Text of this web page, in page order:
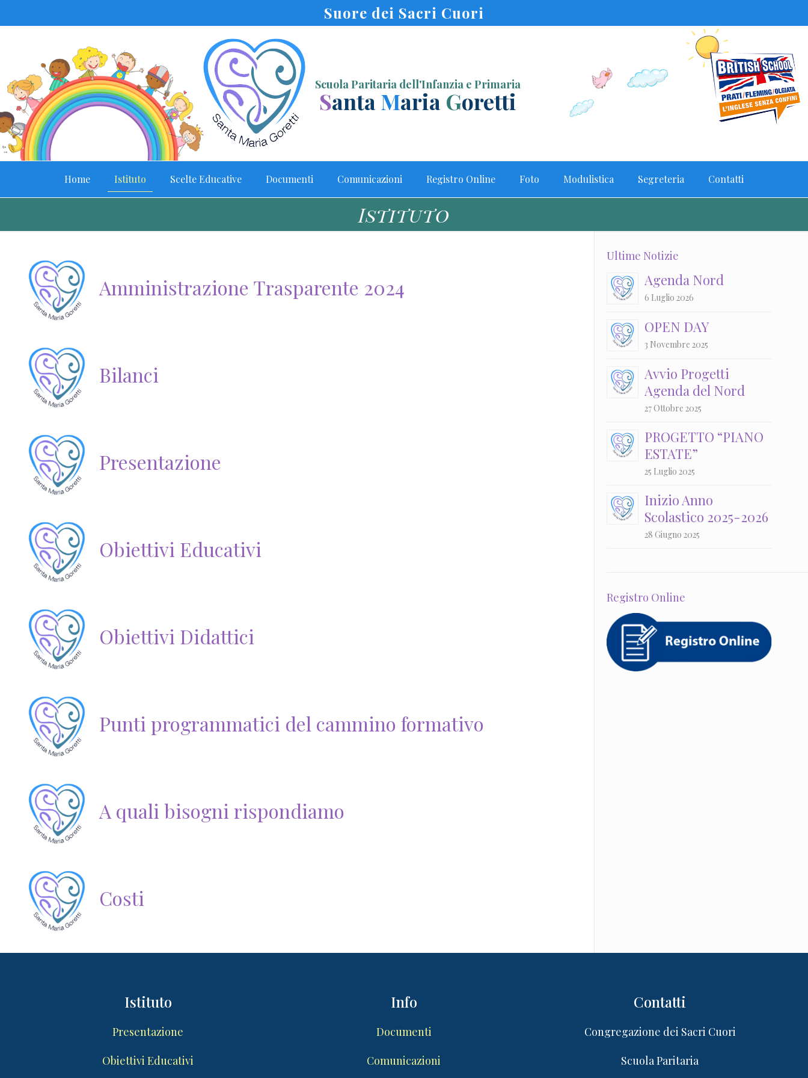
Suore dei Sacri Cuori
Scuola Paritaria dell'Infanzia e Primaria
SantaMaria Goretti
Home Istituto Scelte Educative Documenti Comunicazioni Registro Online Foto Modulistica Segreteria Contatti
Istituto
Amministrazione Trasparente 2024
Bilanci
Presentazione
Obiettivi Educativi
Obiettivi Didattici
Punti programmatici del cammino formativo
A quali bisogni rispondiamo
Costi
Ultime Notizie
Agenda Nord
6 Luglio 2026
OPEN DAY
3 Novembre 2025
Avvio Progetti
Agenda del Nord
27 Ottobre 2025
PROGETTO “PIANO
ESTATE”
25 Luglio 2025
Inizio Anno
Scolastico 2025-2026
28 Giugno 2025
Registro Online
Istituto
Presentazione
Obiettivi Educativi
Info
Documenti
Comunicazioni
Contatti
Congregazione dei Sacri Cuori
Scuola Paritaria